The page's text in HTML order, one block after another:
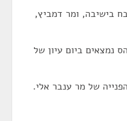
בישיבה, ומר דמביץ,
נמצאים ביום עיון של
של מר ענבר אלי.